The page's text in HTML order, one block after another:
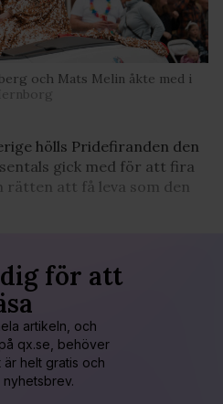
och Mats Melin åkte med i
hölls Pridefiranden den
gick med för att fira
rätten att få leva som den
för att
artikeln, och
qx.se, behöver
helt gratis och